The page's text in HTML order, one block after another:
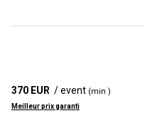
370 EUR / event (min )
Meilleur prix garanti